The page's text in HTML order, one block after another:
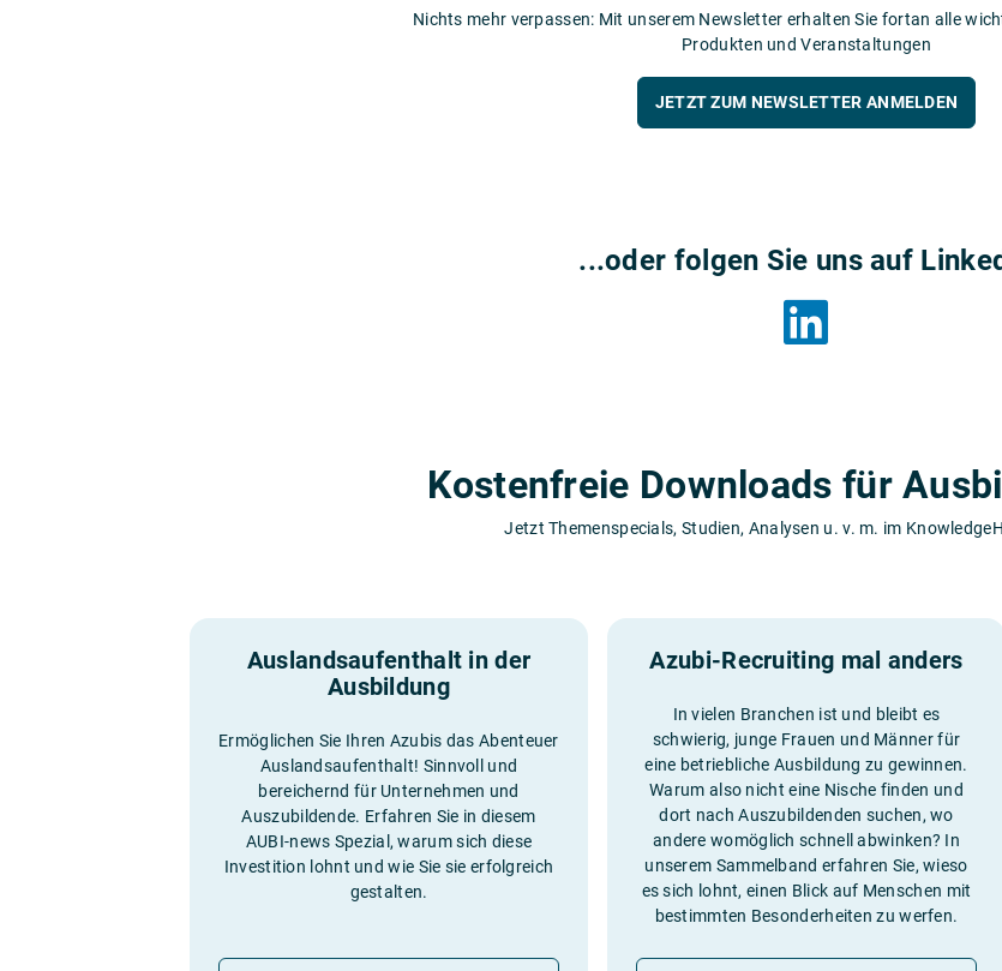
Nichts mehr verpassen: Mit unserem Newsletter erhalten Sie fortan alle
Produkten und Veranstaltungen
JETZT ZUM NEWSLETTER ANMELDEN
...oder folgen Sie uns auf
Kostenfreie Downloads für
Jetzt Themenspecials, Studien, Analysen u. v. m. im
Auslandsaufenthalt in der
Ausbildung
Ermöglichen Sie Ihren Azubis das Abenteuer
Auslandsaufenthalt! Sinnvoll und
bereichernd für Unternehmen und
Auszubildende. Erfahren Sie in diesem
AUBI-news Spezial, warum sich diese
Investition lohnt und wie Sie sie erfolgreich
gestalten.
Azubi-Recruiting mal anders
In vielen Branchen ist und bleibt es
schwierig, junge Frauen und Männer für
eine betriebliche Ausbildung zu gewinnen.
Warum also nicht eine Nische finden und
dort nach Auszubildenden suchen, wo
andere womöglich schnell abwinken? In
unserem Sammelband erfahren Sie, wieso
es sich lohnt, einen Blick auf Menschen mit
bestimmten Besonderheiten zu werfen.